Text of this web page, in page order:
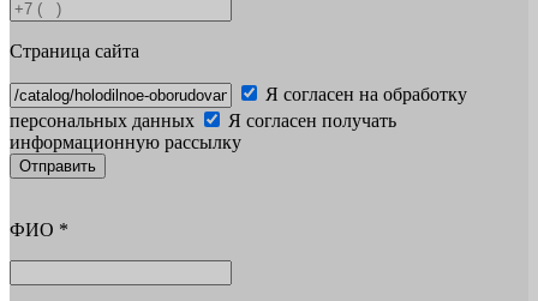
Страница сайта
Я согласен на обработку
персональных данных
Я согласен получать
информационную рассылку
Отправить
ФИО *